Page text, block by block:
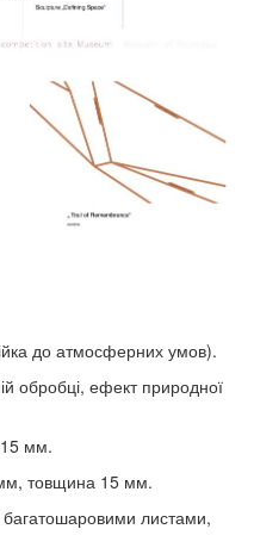
до атмосферних умов).
обробці, ефект природної
мм.
товщина 15 мм.
листами,